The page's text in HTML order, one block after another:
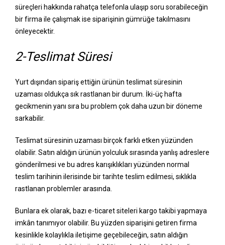
süreçleri hakkında rahatça telefonla ulaşıp soru sorabileceğin
bir firma ile çalışmak ise siparişinin gümrüğe takılmasını
önleyecektir.
2-Teslimat Süresi
Yurt dışından sipariş ettiğin ürünün teslimat süresinin
uzaması oldukça sık rastlanan bir durum. İki-üç hafta
gecikmenin yanı sıra bu problem çok daha uzun bir döneme
sarkabilir.
Teslimat süresinin uzaması birçok farklı etken yüzünden
olabilir. Satın aldığın ürünün yolculuk sırasında yanlış adreslere
gönderilmesi ve bu adres karışıklıkları yüzünden normal
teslim tarihinin ilerisinde bir tarihte teslim edilmesi, sıklıkla
rastlanan problemler arasında.
Bunlara ek olarak, bazı e-ticaret siteleri kargo takibi yapmaya
imkân tanımıyor olabilir. Bu yüzden siparişini getiren firma
kesinlikle kolaylıkla iletişime geçebileceğin, satın aldığın